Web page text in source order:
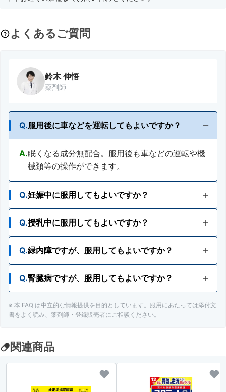
よくあるご質問
鈴木 伸悟
薬剤師
Q.服用後に車などを運転してもよいですか？
A.眠くなる成分無配合。服用後も車などの運転や機
械類等の操作ができます。
Q.妊娠中に服用してもよいですか？
A.妊婦又は妊娠していると思われる人は、医師、薬
剤師又は登録販売者にご相談ください。
Q.授乳中に服用してもよいですか？
A.授乳中の人は、服用をさけるか、服用する場合は
授乳をさけてください。
Q.緑内障ですが、服用してもよいですか？
A.緑内障の人は、医師、薬剤師又は登録販売者にご
相談ください。
Q.腎臓病ですが、服用してもよいですか？
A.腎臓病の人は、医師、薬剤師又は登録販売者にご
相談ください。
※ 本 FAQ は中立的な情報提供を目的としています。服用にあたっては添付文
書をよく読み、薬剤師・登録販売者にご相談ください。
関連商品